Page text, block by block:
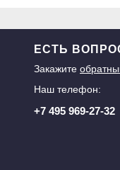
ЕСТЬ
Закажите
Наш телефон:
+7 495 969-27-32